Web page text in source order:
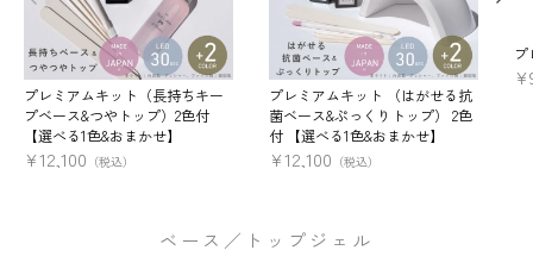
プレミアムキット（長持ちキー
プベース&つやトップ）2色付
【選べる1色&おまかせ】
¥12,100 （税込）
プレミアムキット （はがせる抗
菌ベース&ぷっくりトップ） 2色
付 【選べる1色&おまかせ】
¥12,100 （税込）
¥
ベース／トップジェル